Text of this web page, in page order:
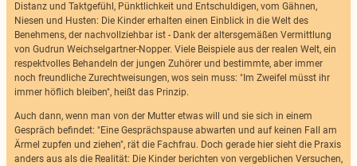
Distanz und Taktgefühl, Pünktlichkeit und Entschuldigen, vom Gähnen,
Niesen und Husten: Die Kinder erhalten einen Einblick in die Welt des
Benehmens, der nachvollziehbar ist - Dank der altersgemäßen Vermittlung
von Gudrun Weichselgartner-Nopper. Viele Beispiele aus der realen Welt, ein
respektvolles Behandeln der jungen Zuhörer und bestimmte, aber immer
noch freundliche Zurechtweisungen, wos sein muss: "Im Zweifel müsst ihr
immer höflich bleiben", heißt das Prinzip.
Auch dann, wenn man von der Mutter etwas will und sie sich in einem
Gespräch befindet: "Eine Gesprächspause abwarten und auf keinen Fall am
Ärmel zupfen und ziehen", rät die Fachfrau. Doch gerade hier sieht die Praxis
anders aus als die Realität: Die Kinder berichten von vergeblichen Versuchen,